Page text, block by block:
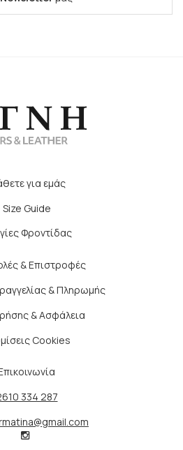
για εμάς
Size Guide
Φροντίδας
& Επιστροφές
& Πληρωμής
& Ασφάλεια
Cookies
334 287